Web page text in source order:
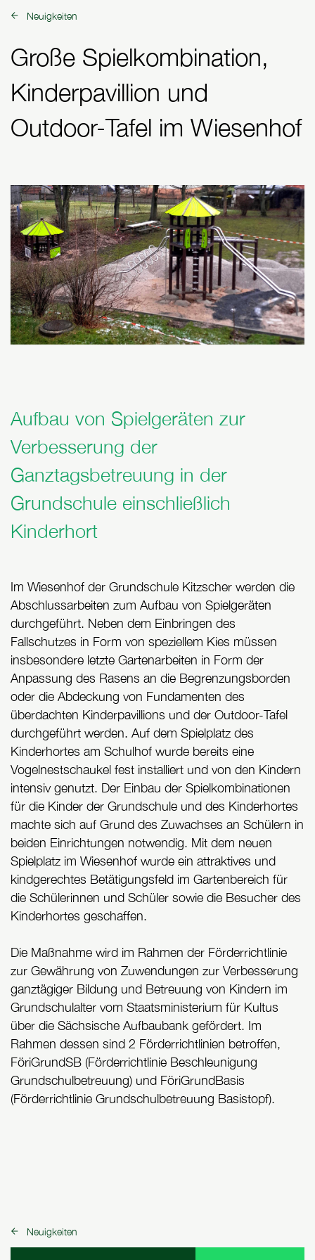
zurück zu:
Neuigkeiten
Große Spielkombination,
Kinderpavillion und
Outdoor-Tafel im Wiesenhof
Aufbau von Spielgeräten zur
Verbesserung der
Ganztagsbetreuung in der
Grundschule einschließlich
Kinderhort
Im Wiesenhof der Grundschule Kitzscher werden die
Abschlussarbeiten zum Aufbau von Spielgeräten
durchgeführt. Neben dem Einbringen des
Fallschutzes in Form von speziellem Kies müssen
insbesondere letzte Gartenarbeiten in Form der
Anpassung des Rasens an die Begrenzungsborden
oder die Abdeckung von Fundamenten des
überdachten Kinderpavillions und der Outdoor-Tafel
durchgeführt werden. Auf dem Spielplatz des
Kinderhortes am Schulhof wurde bereits eine
Vogelnestschaukel fest installiert und von den Kindern
intensiv genutzt. Der Einbau der Spielkombinationen
für die Kinder der Grundschule und des Kinderhortes
machte sich auf Grund des Zuwachses an Schülern in
beiden Einrichtungen notwendig. Mit dem neuen
Spielplatz im Wiesenhof wurde ein attraktives und
kindgerechtes Betätigungsfeld im Gartenbereich für
die Schülerinnen und Schüler sowie die Besucher des
Kinderhortes geschaffen.
Die Maßnahme wird im Rahmen der Förderrichtlinie
zur Gewährung von Zuwendungen zur Verbesserung
ganztägiger Bildung und Betreuung von Kindern im
Grundschulalter vom Staatsministerium für Kultus
über die Sächsische Aufbaubank gefördert. Im
Rahmen dessen sind 2 Förderrichtlinien betroffen,
FöriGrundSB (Förderrichtlinie Beschleunigung
Grundschulbetreuung) und FöriGrundBasis
(Förderrichtlinie Grundschulbetreuung Basistopf).
zurück zu:
Neuigkeiten